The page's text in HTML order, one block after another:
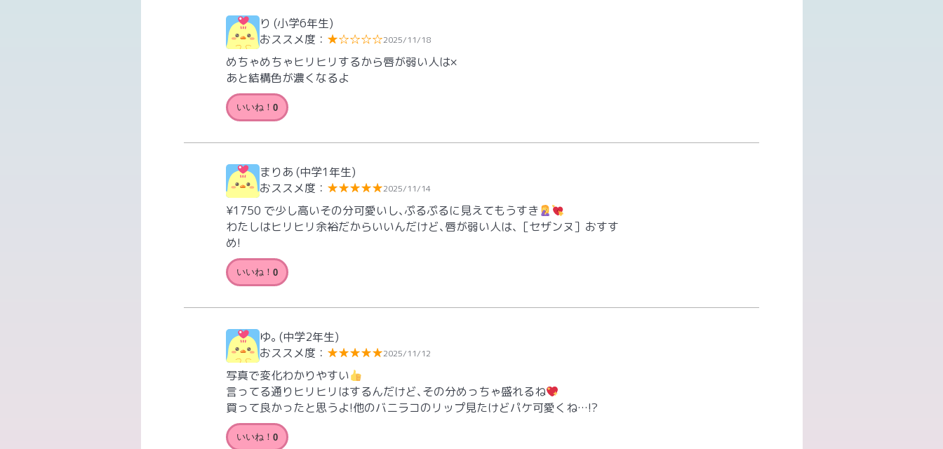
り (小学6年生)
おススメ度： ★☆☆☆☆2025/11/18
めちゃめちゃヒリヒリするから唇が弱い人は×
あと結構色が濃くなるよ
いいね！ 0
まりあ (中学1年生)
おススメ度： ★★★★★2025/11/14
¥1750 で少し高いその分可愛いし､ぷるぷるに見えてもうすき
わたしはヒリヒリ余裕だからいいんだけど､唇が弱い人は､［セザンヌ］おすす
め!
いいね！ 0
ゆ｡ (中学2年生)
おススメ度： ★★★★★2025/11/12
写真で変化わかりやすい
言ってる通りヒリヒリはするんだけど､その分めっちゃ盛れるね
買って良かったと思うよ!他のバニラコのリップ見たけどパケ可愛くね…!?
いいね！ 0